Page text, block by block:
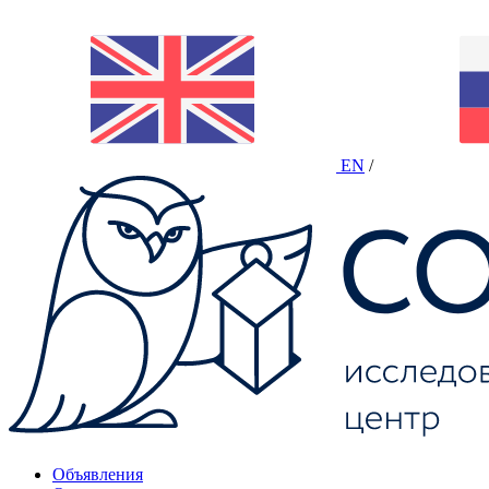
EN /
Объявления